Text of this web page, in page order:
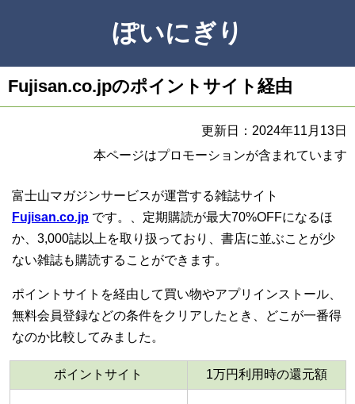
ぽいにぎり
Fujisan.co.jpのポイントサイト経由
更新日：2024年11月13日
本ページはプロモーションが含まれています
富士山マガジンサービスが運営する雑誌サイト
Fujisan.co.jp です。、定期購読が最大70%OFFになるほ
か、3,000誌以上を取り扱っており、書店に並ぶことが少
ない雑誌も購読することができます。
ポイントサイトを経由して買い物やアプリインストール、
無料会員登録などの条件をクリアしたとき、どこが一番得
なのか比較してみました。
ポイントサイト 1万円利用時の還元額